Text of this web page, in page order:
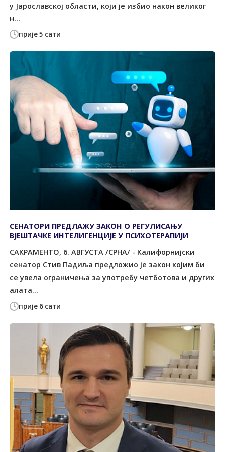
прије 5 сати
у Јарославској области, који је избио након великог
н...
прије 6 сати
СЕНАТОРИ ПРЕДЛАЖУ ЗАКОН О РЕГУЛИСАЊУ
ВЈЕШТАЧКЕ ИНТЕЛИГЕНЦИЈЕ У ПСИХОТЕРАПИЈИ
САКРАМЕНТО, 6. АВГУСТА /СРНА/ - Калифорнијски
сенатор Стив Падиља предложио је закон којим би
се увела ограничења за употребу четботова и других
алата...